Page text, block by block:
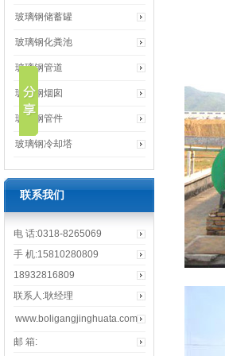
玻璃钢储蓄罐
玻璃钢化粪池
玻璃钢管道
玻璃钢烟囱
玻璃钢管件
玻璃钢冷却塔
联系我们
电 话:0318-8265069
手 机:15810280809
18932816809
联系人:耿经理
www.boligangjinghuata.com
邮 箱: